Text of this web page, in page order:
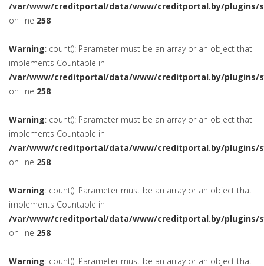
/var/www/creditportal/data/www/creditportal.by/plugins/
on line 258
Warning: count(): Parameter must be an array or an object that
implements Countable in
/var/www/creditportal/data/www/creditportal.by/plugins/
on line 258
Warning: count(): Parameter must be an array or an object that
implements Countable in
/var/www/creditportal/data/www/creditportal.by/plugins/
on line 258
Warning: count(): Parameter must be an array or an object that
implements Countable in
/var/www/creditportal/data/www/creditportal.by/plugins/
on line 258
Warning: count(): Parameter must be an array or an object that